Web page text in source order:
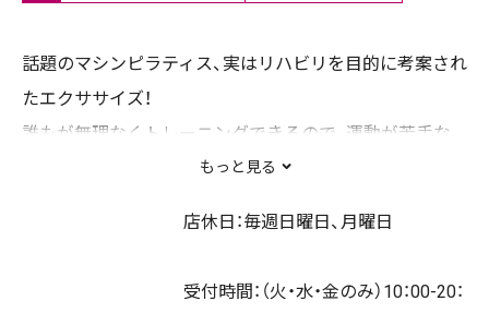
話題のマシンピラティス、実はリハビリを目的に考案され
たエクササイズ！
誰もが無理なくトレーニングできるので、運動が苦手な
もっと見る
店休日：毎週日曜日、月曜日
受付時間：（火・水・金のみ）10：00-20：